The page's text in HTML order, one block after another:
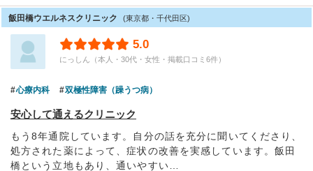
飯田橋ウエルネスクリニック (東京都・千代田区)
5.0
にっしん（本人・30代・女性・掲載口コミ6件）
心療内科 双極性障害（躁うつ病）
安心して通えるクリニック
もう8年通院しています。自分の話を充分に聞いてくださり、
処方された薬によって、症状の改善を実感しています。飯田
橋という立地もあり、通いやすい…